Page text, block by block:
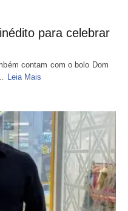
para celebrar
contam com o bolo Dom
Leia Mais